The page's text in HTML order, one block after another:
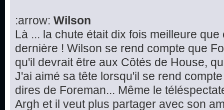
:arrow: Wilson
Là ... la chute était dix fois meilleure
dernière ! Wilson se rend compte que
qu'il devrait être aux Côtés de House,
J'ai aimé sa tête lorsqu'il se rend
dires de Foreman... Même le
Argh et il veut plus partager avec son